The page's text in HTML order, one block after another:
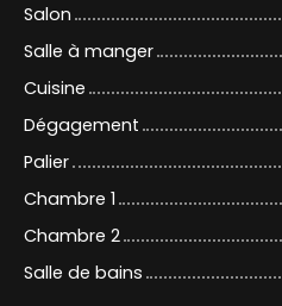
Salon
Salle à manger
Cuisine
Dégagement
Palier
Chambre 1
Chambre 2
Salle de bains